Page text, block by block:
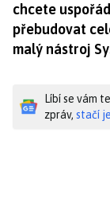
chcete
přebudovat
malý nástroj
Líbí se vám
zpráv, stačí